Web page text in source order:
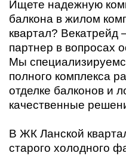
Ищете надежную
балкона в жилом
квартал?
партнер в вопросах
Мы
полного комплекса
отделке балконов и
качественные
В ЖК Ланской
старого холодного